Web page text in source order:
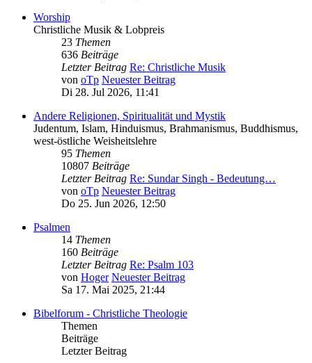
Worship
Christliche Musik & Lobpreis
23 Themen
636 Beiträge
Letzter Beitrag Re: Christliche Musik
von oTp Neuester Beitrag
Di 28. Jul 2026, 11:41
Andere Religionen, Spiritualität und Mystik
Judentum, Islam, Hinduismus, Brahmanismus, Buddhismus,
west-östliche Weisheitslehre
95 Themen
10807 Beiträge
Letzter Beitrag Re: Sundar Singh - Bedeutung…
von oTp Neuester Beitrag
Do 25. Jun 2026, 12:50
Psalmen
14 Themen
160 Beiträge
Letzter Beitrag Re: Psalm 103
von Hoger Neuester Beitrag
Sa 17. Mai 2025, 21:44
Bibelforum - Christliche Theologie
Themen
Beiträge
Letzter Beitrag